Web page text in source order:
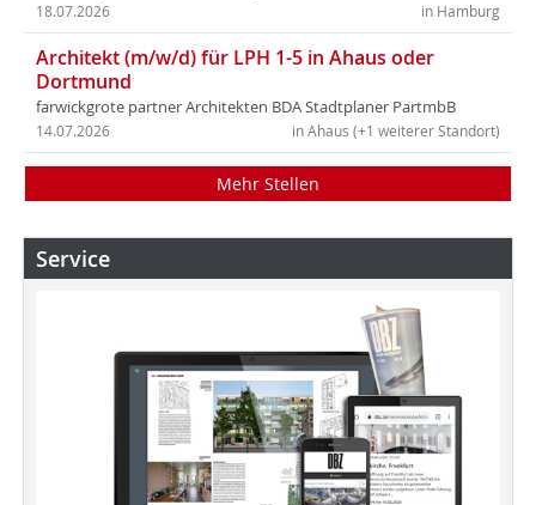
in Hamburg
18.07.2026
Architekt (m/w/d) für LPH 1-5 in Ahaus oder
Dortmund
farwickgrote partner Architekten BDA Stadtplaner PartmbB
in Ahaus (+1 weiterer Standort)
14.07.2026
Mehr Stellen
Service